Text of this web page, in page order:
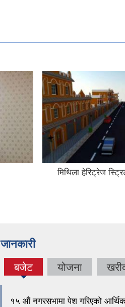
मिथिला हेरिट्रेज
जानकारी
बजेट
(active
योजना
१५ औं नगरसभामा पेश गरिएको